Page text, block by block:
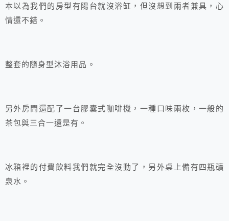
本以為我們的房型有陽台就沒浴缸，但沒想到兩者兼具，心
情還不錯。
整套的隨身型沐浴用品。
另外房間還配了一台膠囊式咖啡機，一種口味兩枚，一般的
茶包與三合一還是有。
冰箱裡的付費飲料我們就完全沒動了，另外桌上備有四瓶礦
泉水。